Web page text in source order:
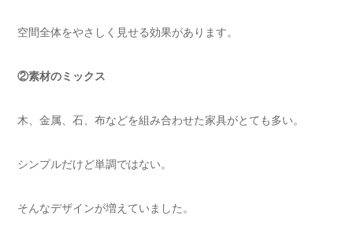
空間全体をやさしく見せる効果があります。
②素材のミックス
木、金属、石、布などを組み合わせた家具がとても多い。
シンプルだけど単調ではない。
そんなデザインが増えていました。